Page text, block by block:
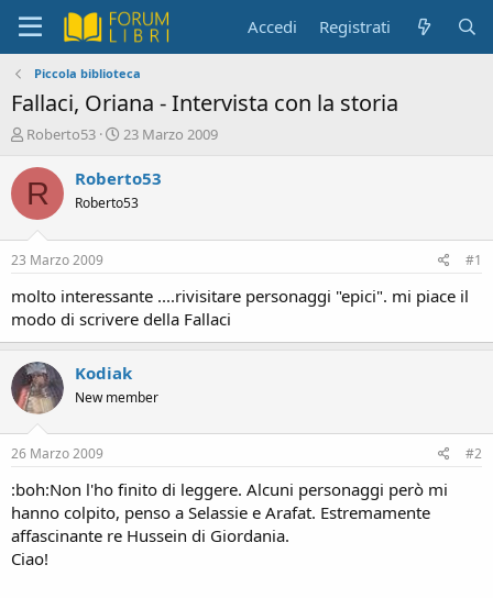
Accedi Registrati
Piccola biblioteca
Fallaci, Oriana - Intervista con la storia
C
e
a
t
e
D
s
u
s
s
i
o
e
Roberto53
D
t
d
i
i
23 Marzo 2009
R Roberto53
Roberto53
23 Marzo 2009 #1
molto interessante ....rivisitare personaggi "epici". mi piace il
modo di scrivere della Fallaci
Kodiak
New member
26 Marzo 2009 #2
:boh:Non l'ho finito di leggere. Alcuni personaggi però mi
hanno colpito, penso a Selassie e Arafat. Estremamente
affascinante re Hussein di Giordania.
Ciao!